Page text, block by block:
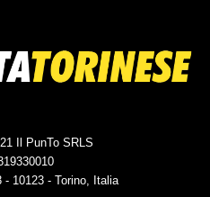
Il PunTo SRLS
- 10123 - Torino, Italia